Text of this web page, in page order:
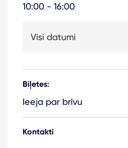
10:00 - 16:00
Visi datumi
Biļetes:
Ieeja par brīvu
Kontakti